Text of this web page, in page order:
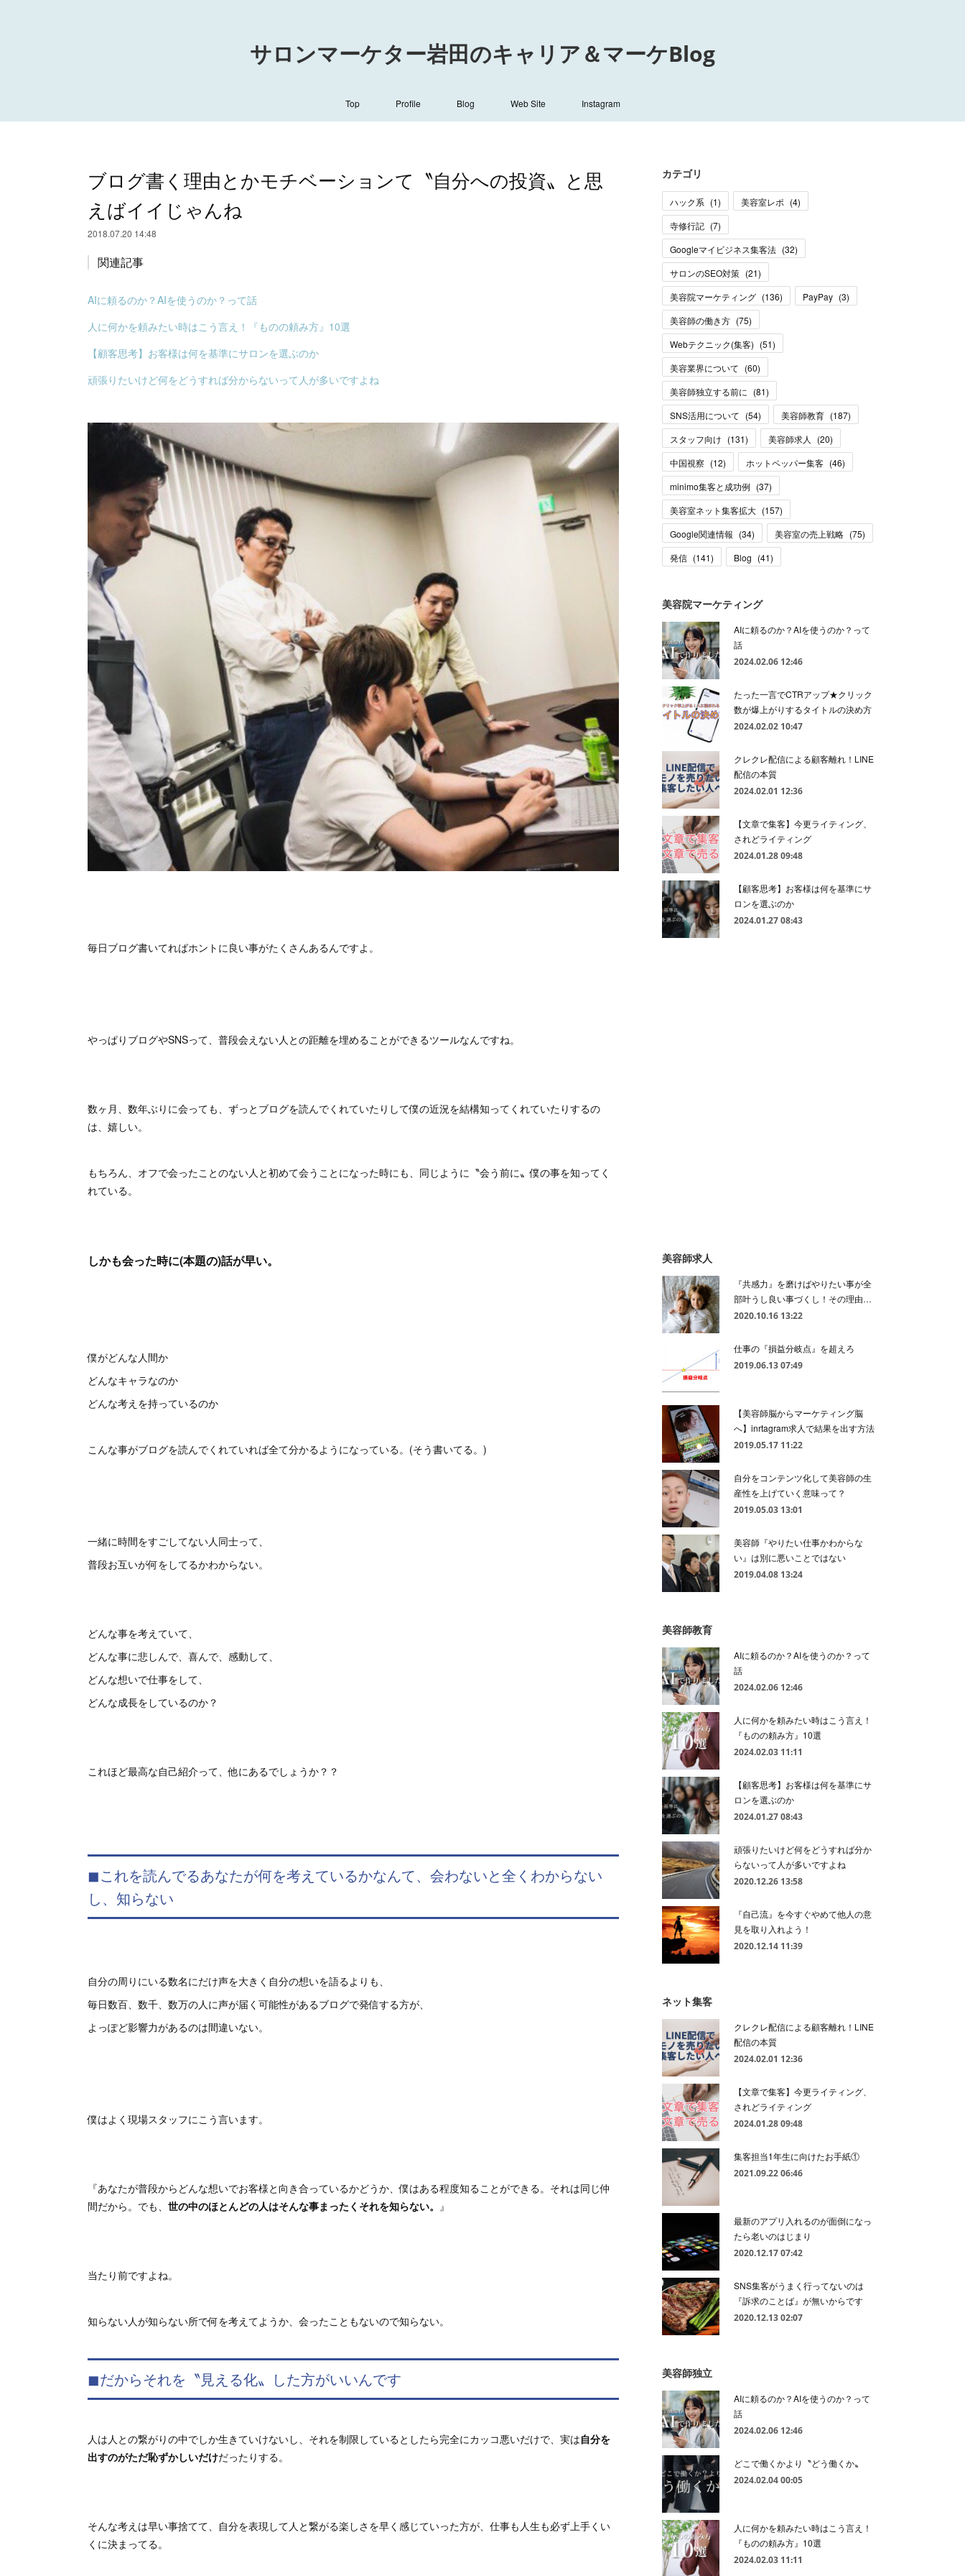
サロンマーケター岩田のキャリア＆マーケBlog
Top Profile Blog Web Site Instagram
ブログ書く理由とかモチベーションて〝自分への投資〟と思
えばイイじゃんね
2018.07.20 14:48
関連記事
AIに頼るのか？AIを使うのか？って話
人に何かを頼みたい時はこう言え！『ものの頼み方』10選
【顧客思考】お客様は何を基準にサロンを選ぶのか
頑張りたいけど何をどうすれば分からないって人が多いですよね
毎日ブログ書いてればホントに良い事がたくさんあるんですよ。
やっぱりブログやSNSって、普段会えない人との距離を埋めることができるツールなんですね。
数ヶ月、数年ぶりに会っても、ずっとブログを読んでくれていたりして僕の近況を結構知ってくれていたりするの
は、嬉しい。
もちろん、オフで会ったことのない人と初めて会うことになった時にも、同じように〝会う前に〟僕の事を知ってく
れている。
しかも会った時に(本題の)話が早い。
僕がどんな人間か
どんなキャラなのか
どんな考えを持っているのか
こんな事がブログを読んでくれていれば全て分かるようになっている。(そう書いてる。)
一緒に時間をすごしてない人同士って、
普段お互いが何をしてるかわからない。
どんな事を考えていて、
どんな事に悲しんで、喜んで、感動して、
どんな想いで仕事をして、
どんな成長をしているのか？
これほど最高な自己紹介って、他にあるでしょうか？？
◼︎これを読んでるあなたが何を考えているかなんて、会わないと全くわからない
し、知らない
自分の周りにいる数名にだけ声を大きく自分の想いを語るよりも、
毎日数百、数千、数万の人に声が届く可能性があるブログで発信する方が、
よっぽど影響力があるのは間違いない。
僕はよく現場スタッフにこう言います。
『あなたが普段からどんな想いでお客様と向き合っているかどうか、僕はある程度知ることができる。それは同じ仲
間だから。でも、 世の中のほとんどの人はそんな事まったくそれを知らない。 』
当たり前ですよね。
知らない人が知らない所で何を考えてようか、会ったこともないので知らない。
◼︎だからそれを〝見える化〟した方がいいんです
人は人との繋がりの中でしか生きていけないし、それを制限しているとしたら完全にカッコ悪いだけで、実は自分を
出すのがただ恥ずかしいだけだったりする。
そんな考えは早い事捨てて、自分を表現して人と繋がる楽しさを早く感じていった方が、仕事も人生も必ず上手くい
くに決まってる。
カテゴリ
ハック系 (1) 美容室レポ (4)
寺修行記 (7)
Googleマイビジネス集客法 (32)
サロンのSEO対策 (21)
美容院マーケティング (136) PayPay (3)
美容師の働き方 (75)
Webテクニック(集客) (51)
美容業界について (60)
美容師独立する前に (81)
SNS活用について (54) 美容師教育 (187)
スタッフ向け (131) 美容師求人 (20)
中国視察 (12) ホットペッパー集客 (46)
minimo集客と成功例 (37)
美容室ネット集客拡大 (157)
Google関連情報 (34) 美容室の売上戦略 (75)
発信 (141) Blog (41)
美容院マーケティング
AIに頼るのか？AIを使うのか？って
話
2024.02.06 12:46
たった一言でCTRアップ★クリック
数が爆上がりするタイトルの決め方
2024.02.02 10:47
クレクレ配信による顧客離れ！LINE
配信の本質
2024.02.01 12:36
【文章で集客】今更ライティング、
されどライティング
2024.01.28 09:48
【顧客思考】お客様は何を基準にサ
ロンを選ぶのか
2024.01.27 08:43
美容師求人
『共感力』を磨けばやりたい事が全
部叶うし良い事づくし！その理由…
2020.10.16 13:22
仕事の『損益分岐点』を超えろ
2019.06.13 07:49
【美容師脳からマーケティング脳
へ】inrtagram求人で結果を出す方法
2019.05.17 11:22
自分をコンテンツ化して美容師の生
産性を上げていく意味って？
2019.05.03 13:01
美容師『やりたい仕事かわからな
い』は別に悪いことではない
2019.04.08 13:24
美容師教育
AIに頼るのか？AIを使うのか？って
話
2024.02.06 12:46
人に何かを頼みたい時はこう言え！
『ものの頼み方』10選
2024.02.03 11:11
【顧客思考】お客様は何を基準にサ
ロンを選ぶのか
2024.01.27 08:43
頑張りたいけど何をどうすれば分か
らないって人が多いですよね
2020.12.26 13:58
『自己流』を今すぐやめて他人の意
見を取り入れよう！
2020.12.14 11:39
ネット集客
クレクレ配信による顧客離れ！LINE
配信の本質
2024.02.01 12:36
【文章で集客】今更ライティング、
されどライティング
2024.01.28 09:48
集客担当1年生に向けたお手紙①
2021.09.22 06:46
最新のアプリ入れるのが面倒になっ
たら老いのはじまり
2020.12.17 07:42
SNS集客がうまく行ってないのは
『訴求のことば』が無いからです
2020.12.13 02:07
美容師独立
AIに頼るのか？AIを使うのか？って
話
2024.02.06 12:46
どこで働くかより〝どう働くか〟
2024.02.04 00:05
人に何かを頼みたい時はこう言え！
『ものの頼み方』10選
2024.02.03 11:11